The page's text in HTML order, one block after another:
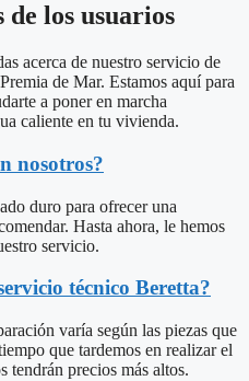
de los usuarios
acerca de nuestro servicio de
de Mar. Estamos aquí para
a poner en marcha
caliente en tu vivienda.
nosotros?
duro para ofrecer una
Hasta ahora, le hemos
servicio.
técnico Beretta?
varía según las piezas que
que tardemos en realizar el
tendrán precios más altos.